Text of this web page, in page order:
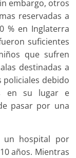
embargo, otros
reservadas a
% en Inglaterra
suficientes
que sufren
destinadas a
policiales debido
en su lugar e
pasar por una
un hospital por
años. Mientras